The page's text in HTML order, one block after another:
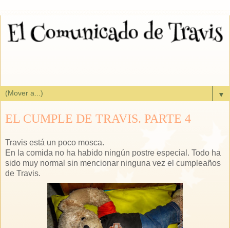
▼
EL CUMPLE DE TRAVIS. PARTE 4
Travis está un poco mosca.
En la comida no ha habido ningún postre especial. Todo ha
sido muy normal sin mencionar ninguna vez el cumpleaños
de Travis.